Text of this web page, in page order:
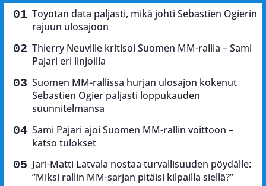
Toyotan data paljasti, mikä johti Sebastien Ogierin
rajuun ulosajoon
Thierry Neuville kritisoi Suomen MM-rallia – Sami
Pajari eri linjoilla
Suomen MM-rallissa hurjan ulosajon kokenut
Sebastien Ogier paljasti loppukauden
suunnitelmansa
Sami Pajari ajoi Suomen MM-rallin voittoon –
katso tulokset
Jari-Matti Latvala nostaa turvallisuuden pöydälle:
”Miksi rallin MM-sarjan pitäisi kilpailla siellä?”